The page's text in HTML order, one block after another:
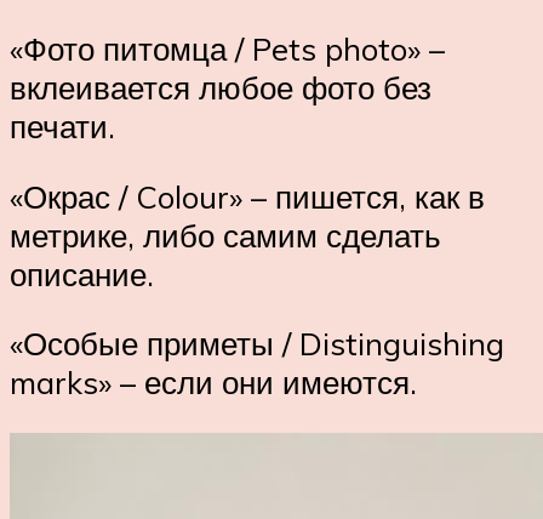
«Фото питомца / Pets photo» –
вклеивается любое фото без
печати.
«Окрас / Colour» – пишется, как в
метрике, либо самим сделать
описание.
«Особые приметы / Distinguishing
marks» – если они имеются.